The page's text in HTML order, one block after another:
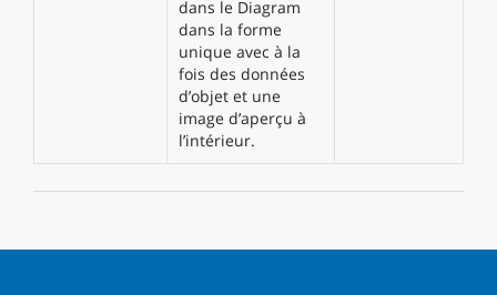
dans le Diagram
dans la forme
unique avec à la
fois des données
d’objet et une
image d’aperçu à
l’intérieur.